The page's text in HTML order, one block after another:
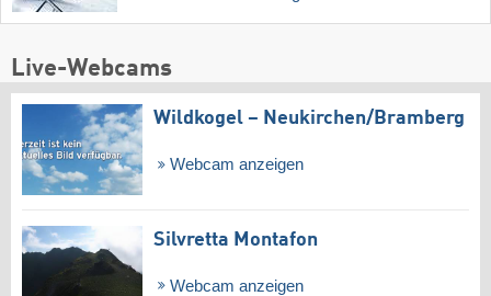
Live-Webcams
Wildkogel – Neukirchen/​Bramberg
Webcam anzeigen
Silvretta Montafon
Webcam anzeigen